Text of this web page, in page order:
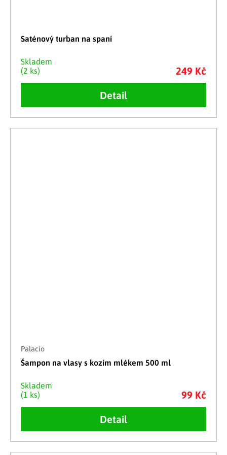
Saténový turban na spaní
Skladem
(2 ks)
249 Kč
Detail
Palacio
Šampon na vlasy s kozím mlékem 500 ml
Skladem
(1 ks)
99 Kč
Detail